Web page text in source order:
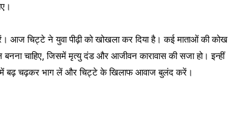
आज चिट्टे ने युवा पीढ़ी को खोखला कर दिया है। कई माताओं की कोख
चाहिए, जिसमें मृत्यु दंड और आजीवन कारावास की सजा हो। इन्हीं
में बढ़ चढ़कर भाग लें और चिट्टे के खिलाफ आवाज बुलंद करें।